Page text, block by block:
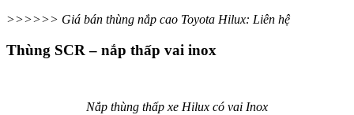
>>>>>> Giá bán thùng nắp cao Toyota Hilux: Liên hệ
Thùng SCR – nắp thấp vai inox
Nắp thùng thấp xe Hilux có vai Inox